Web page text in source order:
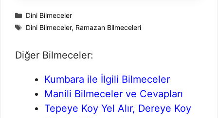
Kategoriler
Dini Bilmeceler
Etiketler
Dini Bilmeceler, Ramazan Bilmeceleri
Diğer Bilmeceler:
Kumbara ile İlgili Bilmeceler
Manili Bilmeceler ve Cevapları
Tepeye Koy Yel Alır, Dereye Koy